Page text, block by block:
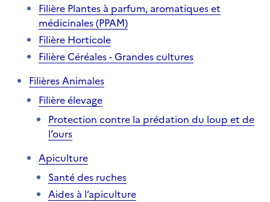
Filière Plantes à parfum, aromatiques et
médicinales (PPAM)
Filière Horticole
Filière Céréales - Grandes cultures
Filières Animales
Filière élevage
Protection contre la prédation du loup et de
l’ours
Apiculture
Santé des ruches
Aides à l’apiculture